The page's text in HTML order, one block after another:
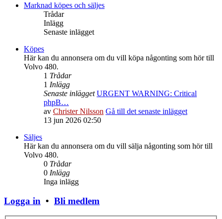
Marknad köpes och säljes
Trådar
Inlägg
Senaste inlägget
Köpes
Här kan du annonsera om du vill köpa någonting som hör till
Volvo 480.
1 Trådar
1 Inlägg
Senaste inlägget URGENT WARNING: Critical
phpB…
av Christer Nilsson Gå till det senaste inlägget
13 jun 2026 02:50
Säljes
Här kan du annonsera om du vill sälja någonting som hör till
Volvo 480.
0 Trådar
0 Inlägg
Inga inlägg
Logga in • Bli medlem